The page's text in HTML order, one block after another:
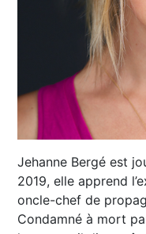
Jehanne Bergé est
2019, elle apprend
oncle-chef de
Condamné à mort